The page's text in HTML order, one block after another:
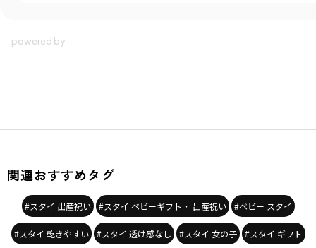
関連おすすめタグ
#スタイ 出産祝い #スタイ ベビーギフト・ 出産祝い #ベビー スタイ
#スタイ 乾きやすい #スタイ 透け感なし #スタイ 女の子 #スタイ ギフト